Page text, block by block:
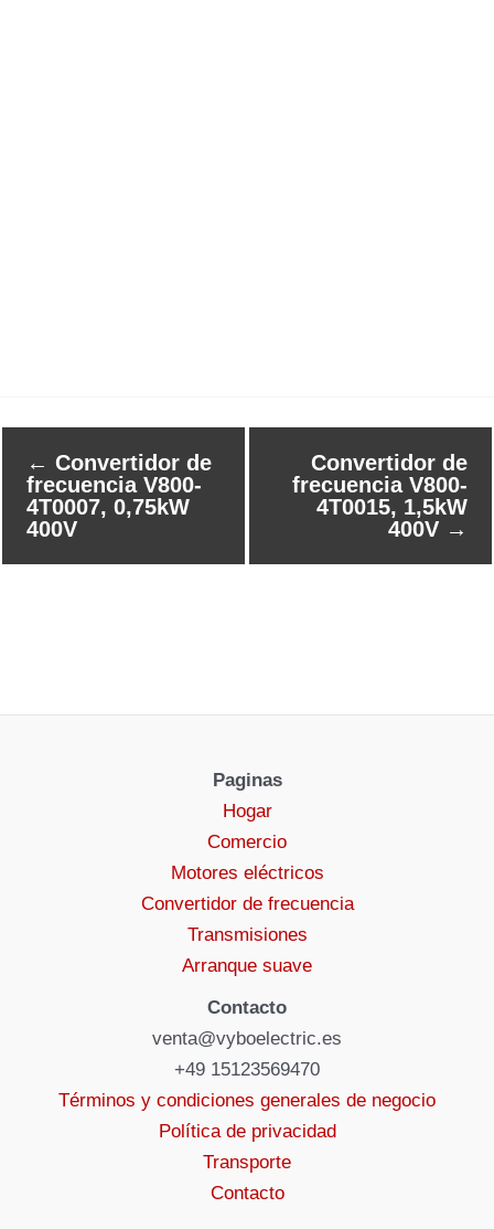
← Convertidor de
frecuencia V800-
4T0007, 0,75kW
400V
Convertidor de
frecuencia V800-
4T0015, 1,5kW
400V →
Paginas
Hogar
Comercio
Motores eléctricos
Convertidor de frecuencia
Transmisiones
Arranque suave
Contacto
venta@vyboelectric.es
+49 15123569470
Términos y condiciones generales de negocio
Política de privacidad
Transporte
Contacto